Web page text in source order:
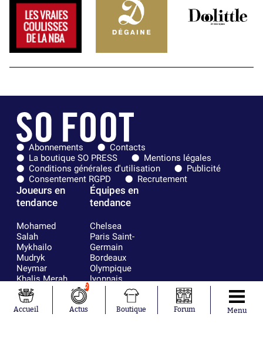
Abonnements
Contacts
La boutique SO PRESS
Mentions légales
Conditions générales d'utilisation
Publicité
Consentement RGPD
Recrutement
Joueurs en
tendance
Mohamed
Salah
Mykhailo
Mudryk
Neymar
Khalis Merah
Loïs Openda
Moussa
Niakhaté
Équipes en
tendance
Chelsea
Paris Saint-
Germain
Bordeaux
Olympique
lyonnais
Real Madrid
RC Strasbourg
Accueil
2
Actus Boutique Forum Menu